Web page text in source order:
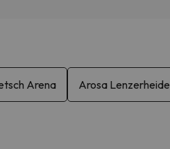
Arena Arosa Lenzerheide